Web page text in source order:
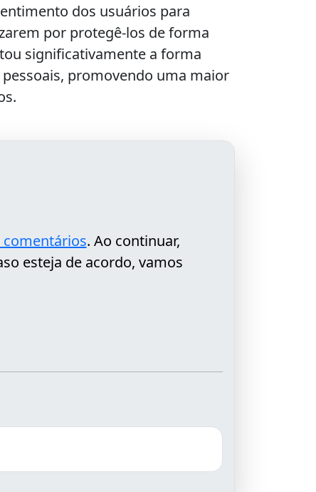
dos usuários para
por protegê-los de forma
significativamente a forma
promovendo uma maior
. Ao continuar,
esteja de acordo, vamos